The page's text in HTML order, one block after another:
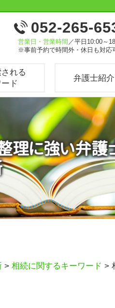
に強い弁護
052-265-
営業日・営業時間 ／平日10:00～
※事前予約で時間外・休日も対応
れる
ド
弁護士紹介
> 相続に関するキーワード >